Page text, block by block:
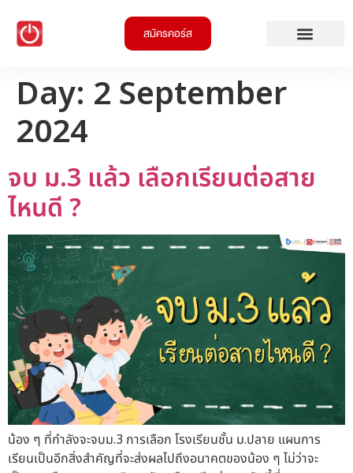
สมัครคอร์ส
Day: 2 September
2024
จบ ม.3 แล้ว เลือกเรียนต่อสาย
ไหนดี ?
น้อง ๆ ที่กำลังจะจบม.3 การเลือก โรงเรียนชั้น ม.ปลาย แผนการ
เรียนเป็นอีกสิ่งสำคัญที่จะส่งผลไปถึงอนาคตของน้อง ๆ ไม่ว่าจะ